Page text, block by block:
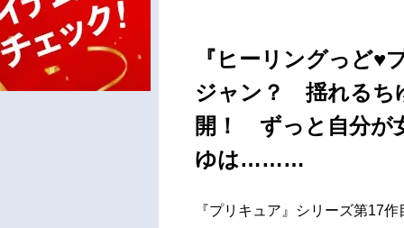
『ヒーリングっど♥
ジャン？ 揺れるち
開！ ずっと自分が
ゆは………
『プリキュア』シリーズ第17